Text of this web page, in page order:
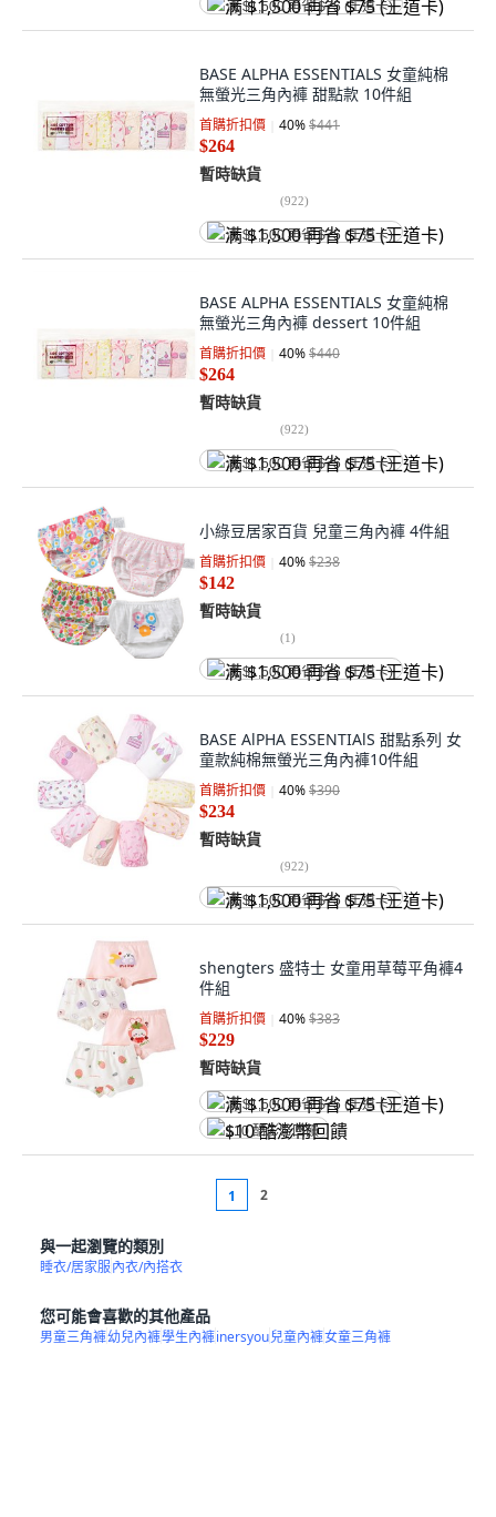
满 $1,500 再省 $75 (王道卡)
BASE ALPHA ESSENTIALS 女童純棉
無螢光三角內褲 甜點款 10件組
首購折扣價 40%$441
$264
暫時缺貨
(922)
满 $1,500 再省 $75 (王道卡)
BASE ALPHA ESSENTIALS 女童純棉
無螢光三角內褲 dessert 10件組
首購折扣價 40%$440
$264
暫時缺貨
(922)
满 $1,500 再省 $75 (王道卡)
小綠豆居家百貨 兒童三角內褲 4件組
首購折扣價 40%$238
$142
暫時缺貨
(1)
满 $1,500 再省 $75 (王道卡)
BASE AlPHA ESSENTIAlS 甜點系列 女
童款純棉無螢光三角內褲10件組
首購折扣價 40%$390
$234
暫時缺貨
(922)
满 $1,500 再省 $75 (王道卡)
shengters 盛特士 女童用草莓平角褲4
件組
首購折扣價 40%$383
$229
暫時缺貨
满 $1,500 再省 $75 (王道卡)
$10 酷澎幣回饋
1 2
與一起瀏覽的類別
睡衣/居家服內衣/內搭衣
您可能會喜歡的其他產品
男童三角褲幼兒內褲學生內褲inersyou兒童內褲女童三角褲